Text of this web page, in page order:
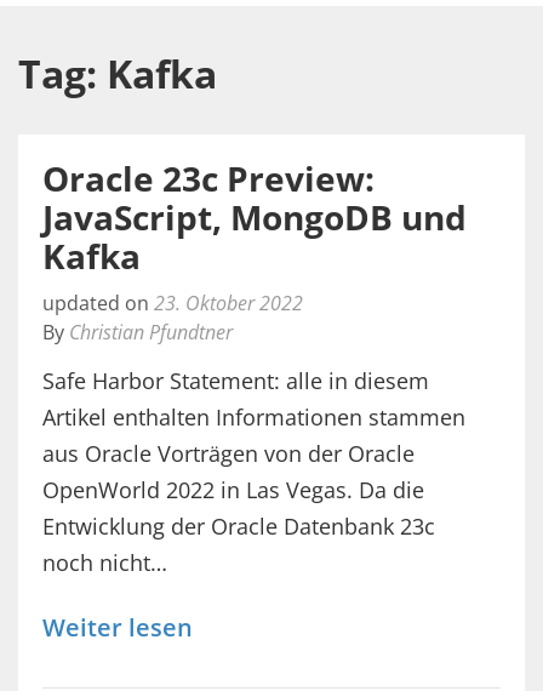
Tag: Kafka
Oracle 23c Preview:
JavaScript, MongoDB und
Kafka
updated on 23. Oktober 2022
By Christian Pfundtner
Safe Harbor Statement: alle in diesem
Artikel enthalten Informationen stammen
aus Oracle Vorträgen von der Oracle
OpenWorld 2022 in Las Vegas. Da die
Entwicklung der Oracle Datenbank 23c
noch nicht…
Weiter lesen